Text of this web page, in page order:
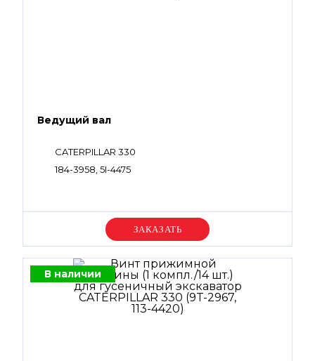
Ведущий вал
CATERPILLAR 330
184-3958, 5I-4475
Уточняйте цену
В наличии